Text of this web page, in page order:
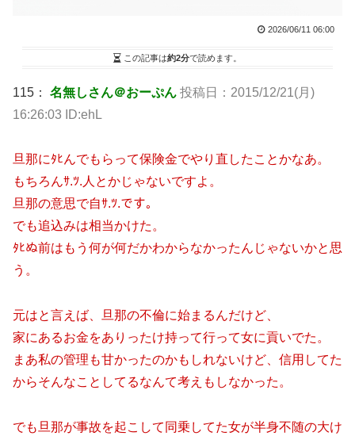
2026/06/11 06:00
この記事は約2分で読めます。
115： 名無しさん＠おーぷん 投稿日：2015/12/21(月)
16:26:03 ID:ehL
旦那にﾀﾋんでもらって保険金でやり直したことかなあ。
もちろんｻ.ﾂ.人とかじゃないですよ。
旦那の意思で自ｻ.ﾂ.です。
でも追込みは相当かけた。
ﾀﾋぬ前はもう何が何だかわからなかったんじゃないかと思
う。
元はと言えば、旦那の不倫に始まるんだけど、
家にあるお金をありったけ持って行って女に貢いでた。
まあ私の管理も甘かったのかもしれないけど、信用してた
からそんなことしてるなんて考えもしなかった。
でも旦那が事故を起こして同乗してた女が半身不随の大け